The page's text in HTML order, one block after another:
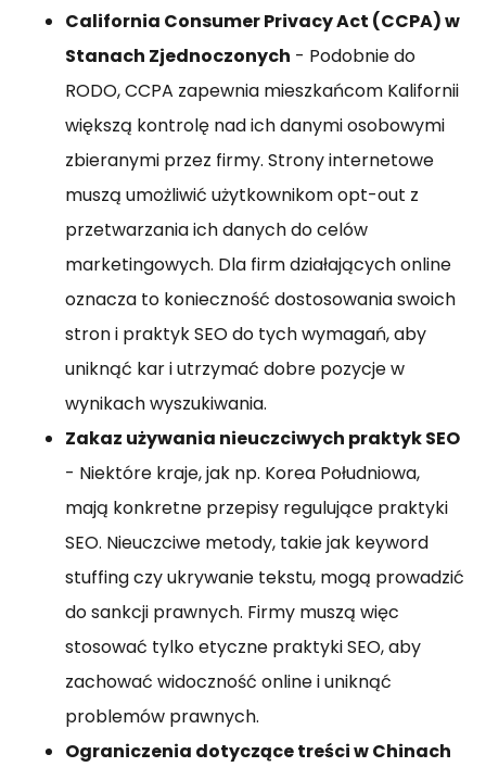
California Consumer Privacy Act (CCPA) w
Stanach Zjednoczonych - Podobnie do
RODO, CCPA zapewnia mieszkańcom Kalifornii
większą kontrolę nad ich danymi osobowymi
zbieranymi przez firmy. Strony internetowe
muszą umożliwić użytkownikom opt-out z
przetwarzania ich danych do celów
marketingowych. Dla firm działających online
oznacza to konieczność dostosowania swoich
stron i praktyk SEO do tych wymagań, aby
uniknąć kar i utrzymać dobre pozycje w
wynikach wyszukiwania.
Zakaz używania nieuczciwych praktyk SEO
- Niektóre kraje, jak np. Korea Południowa,
mają konkretne przepisy regulujące praktyki
SEO. Nieuczciwe metody, takie jak keyword
stuffing czy ukrywanie tekstu, mogą prowadzić
do sankcji prawnych. Firmy muszą więc
stosować tylko etyczne praktyki SEO, aby
zachować widoczność online i uniknąć
problemów prawnych.
Ograniczenia dotyczące treści w Chinach